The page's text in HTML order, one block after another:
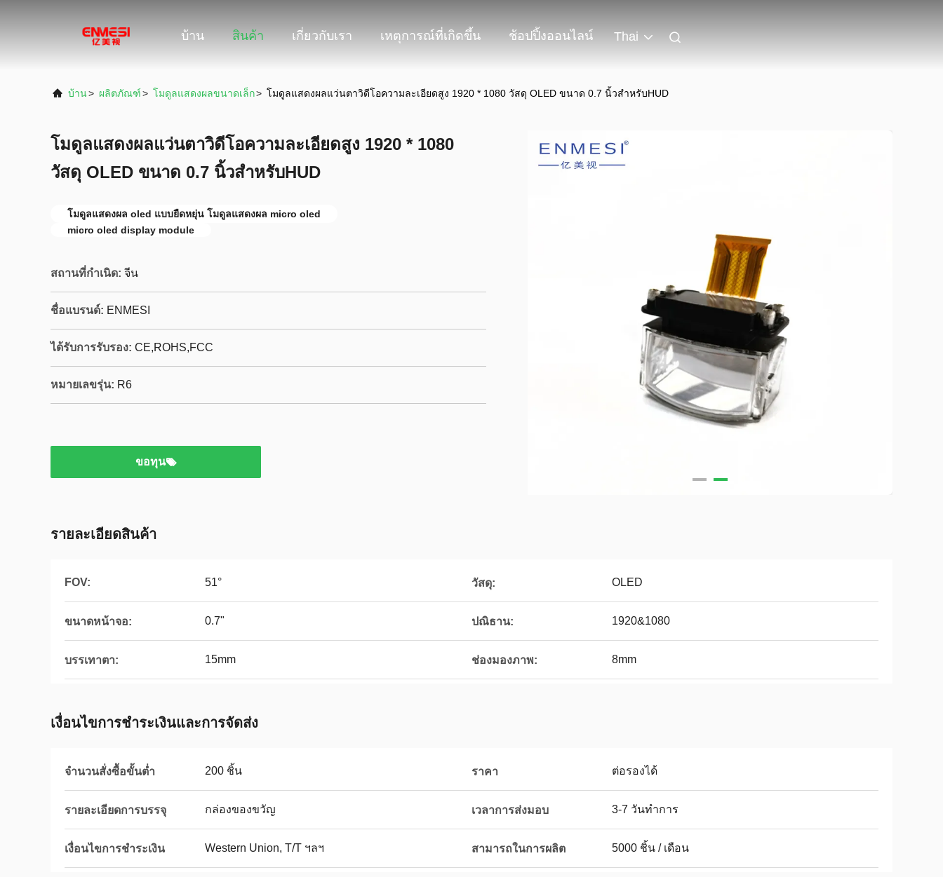
บ้าน สินค้า เกี่ยวกับเรา เหตุการณ์ที่เกิดขึ้น ช้อปปิ้งออนไลน์ Thai
บ้าน> ผลิตภัณฑ์> โมดูลแสดงผลขนาดเล็ก> โมดูลแสดงผลแว่นตาวิดีโอความละเอียดสูง 1920 * 1080 วัสดุ OLED ขนาด 0.7 นิ้วสำหรับHUD
โมดูลแสดงผลแว่นตาวิดีโอความละเอียดสูง 1920 * 1080
วัสดุ OLED ขนาด 0.7 นิ้วสำหรับHUD
โมดูลแสดงผล oled แบบยืดหยุ่น โมดูลแสดงผล micro oled
micro oled display module
สถานที่กำเนิด: จีน
ชื่อแบรนด์: ENMESI
ได้รับการรับรอง: CE,ROHS,FCC
หมายเลขรุ่น: R6
ขอทุน
รายละเอียดสินค้า
FOV: 51° วัสดุ: OLED
ขนาดหน้าจอ: 0.7" ปณิธาน: 1920&1080
บรรเทาตา: 15mm ช่องมองภาพ: 8mm
เงื่อนไขการชําระเงินและการจัดส่ง
จำนวนสั่งซื้อขั้นต่ำ 200 ชิ้น ราคา ต่อรองได้
รายละเอียดการบรรจุ กล่องของขวัญ เวลาการส่งมอบ 3-7 วันทำการ
เงื่อนไขการชำระเงิน Western Union, T/T ฯลฯ สามารถในการผลิต 5000 ชิ้น / เดือน